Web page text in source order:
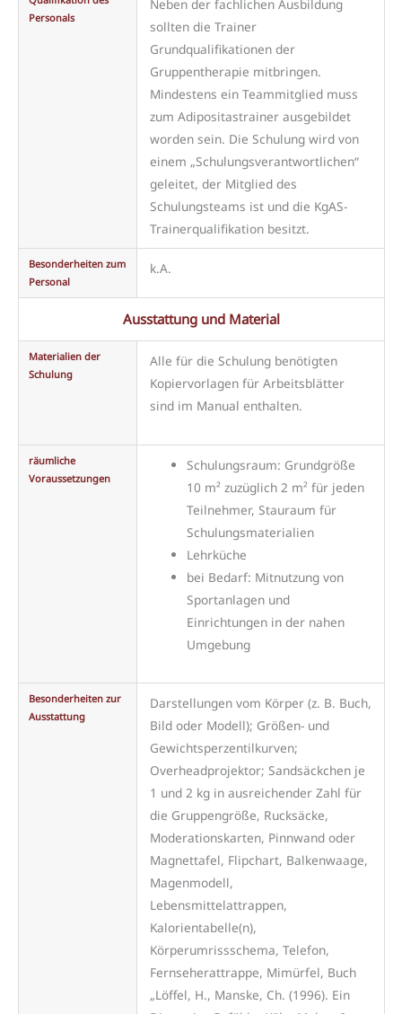
Personals
Neben der fachlichen Ausbildung
sollten die Trainer
Grundqualifikationen der
Gruppentherapie mitbringen.
Mindestens ein Teammitglied muss
zum Adipositastrainer ausgebildet
worden sein. Die Schulung wird von
einem „Schulungsverantwortlichen“
geleitet, der Mitglied des
Schulungsteams ist und die KgAS-
Trainerqualifikation besitzt.
Besonderheiten zum
Personal
k.A.
Ausstattung und Material
Materialien der
Schulung
Alle für die Schulung benötigten
Kopiervorlagen für Arbeitsblätter
sind im Manual enthalten.
räumliche
Voraussetzungen
Schulungsraum: Grundgröße
10 m² zuzüglich 2 m² für jeden
Teilnehmer, Stauraum für
Schulungsmaterialien
Lehrküche
bei Bedarf: Mitnutzung von
Sportanlagen und
Einrichtungen in der nahen
Umgebung
Besonderheiten zur
Ausstattung
Darstellungen vom Körper (z. B. Buch,
Bild oder Modell); Größen- und
Gewichtsperzentilkurven;
Overheadprojektor; Sandsäckchen je
1 und 2 kg in ausreichender Zahl für
die Gruppengröße, Rucksäcke,
Moderationskarten, Pinnwand oder
Magnettafel, Flipchart, Balkenwaage,
Magenmodell,
Lebensmittelattrappen,
Kalorientabelle(n),
Körperumrissschema, Telefon,
Fernseherattrappe, Mimürfel, Buch
„Löffel, H., Manske, Ch. (1996). Ein